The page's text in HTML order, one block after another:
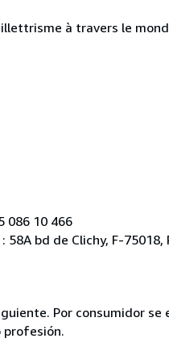
à travers le
086 10 466
bd de Clichy, F-75018,
Por consumidor
profesión.